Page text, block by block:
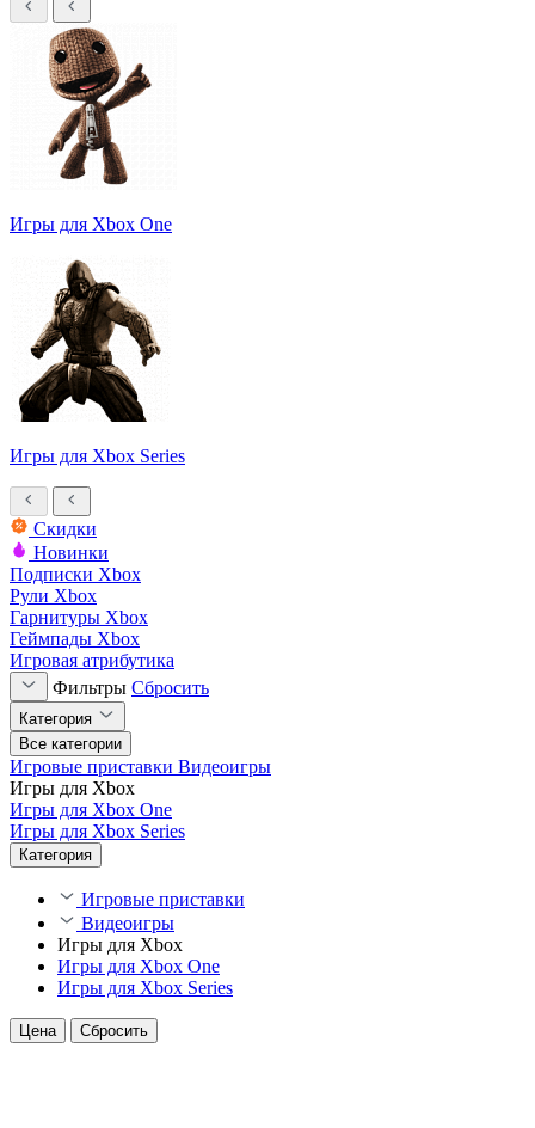
Игры для Xbox One
Игры для Xbox Series
Скидки
Новинки
Подписки Xbox
Рули Xbox
Гарнитуры Xbox
Геймпады Xbox
Игровая атрибутика
Фильтры Сбросить
Категория
Все категории
Игровые приставки Видеоигры
Игры для Xbox
Игры для Xbox One
Игры для Xbox Series
Категория
Игровые приставки
Видеоигры
Игры для Xbox
Игры для Xbox One
Игры для Xbox Series
Цена Сбросить